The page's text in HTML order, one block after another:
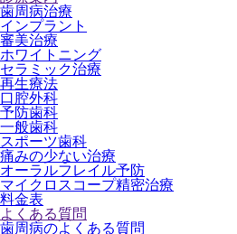
歯周病治療
インプラント
審美治療
ホワイトニング
セラミック治療
再生療法
口腔外科
予防歯科
一般歯科
スポーツ歯科
痛みの少ない治療
オーラルフレイル予防
マイクロスコープ精密治療
料金表
よくある質問
歯周病のよくある質問